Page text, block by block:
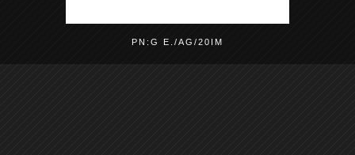
PN:G E./AG/20IM